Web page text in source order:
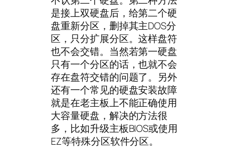
是接上双硬盘后，给第二个硬
盘重新分区，删掉其主DOS分
区，只分扩展分区。这样盘符
也不会交错。当然若第一硬盘
只有一个分区的话，也就不会
存在盘符交错的问题了。另外
还有一个常见的硬盘安装故障
就是在老主板上不能正确使用
大容量硬盘，解决的方法很
多，比如升级主板BIOS或使用
EZ等特殊分区软件分区。